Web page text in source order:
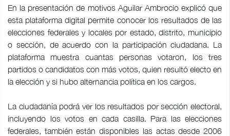
En la presentación de motivos Aguilar Ambrocio explicó que
esta plataforma digital permite conocer los resultados de las
elecciones federales y locales por estado, distrito, municipio
o sección, de acuerdo con la participación ciudadana. La
plataforma muestra cuantas personas votaron, los tres
partidos o candidatos con más votos, quien resultó electo en
la elección y si hubo alternancia política en los cargos.
La ciudadanía podrá ver los resultados por sección electoral,
incluyendo los votos en cada casilla. Para las elecciones
federales, también están disponibles las actas desde 2006